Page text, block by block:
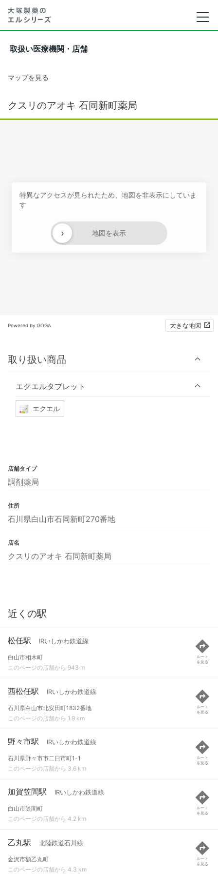
取扱い医療機関・店舗
マップを見る
クスリのアオキ 石同新町薬局
特異なアクセスが見られたため、地図を非表示にしていま
す
地図を表示
›
Powered by GOGA 大きな地図
取り扱い商品
エクエルタブレット
エクエル
店舗タイプ
調剤薬局
住所
石川県白山市石同新町270番地
店名
クスリのアオキ 石同新町薬局
近くの駅
松任駅 IRいしかわ鉄道線
白山市相木町
このページの店舗から 943 m
ルート
を見る
西松任駅 IRいしかわ鉄道線
石川県白山市北安田町1832番地
このページの店舗から 1.9 km
ルート
を見る
野々市駅 IRいしかわ鉄道線
石川県野々市市二日市町1-1
このページの店舗から 3.6 km
ルート
を見る
加賀笠間駅 IRいしかわ鉄道線
白山市笠間町
このページの店舗から 4.2 km
ルート
を見る
乙丸駅 北陸鉄道石川線
金沢市額乙丸町
このページの店舗から 4.3 km
ルート
を見る